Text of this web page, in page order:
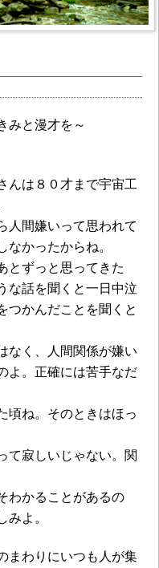
みと漫才を～
んは８０才まで宇宙工
間嫌いって思われて
かったからね。
とずっと思ってきた
な話を聞くと一日中泣
つかんだことを聞くと
なく、人間関係が嫌い
よ。正確には苦手なだ
頃ね。そのときはほっ
て寂しいじゃない。関
かることがあるの
よ。
まわりにいつも人が集